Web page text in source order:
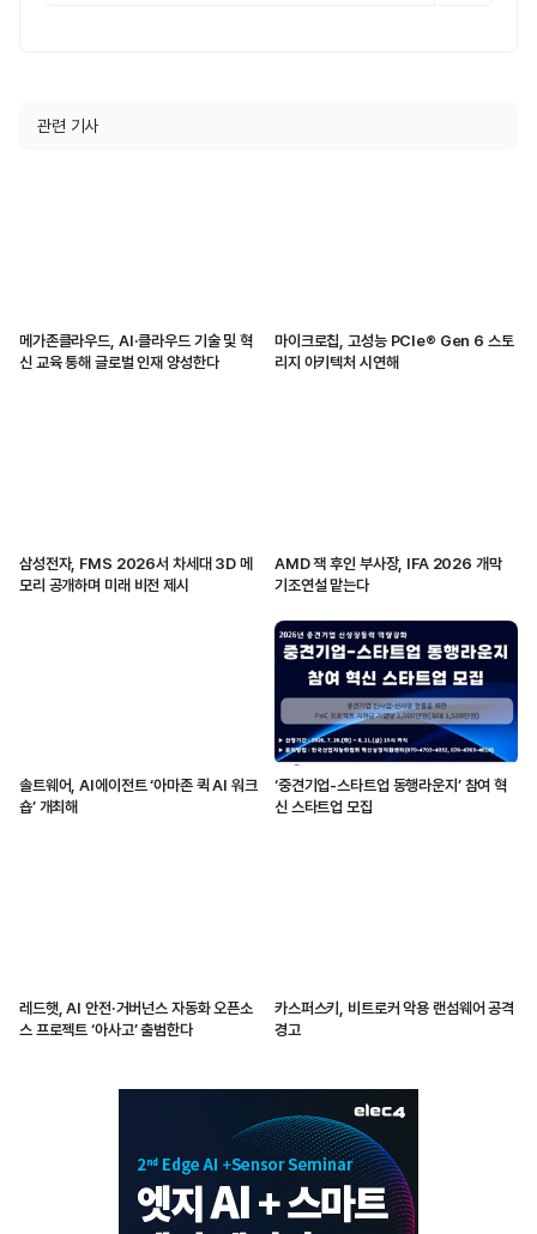
관련 기사
메가존클라우드, AI·클라우드 기술 및 혁
신 교육 통해 글로벌 인재 양성한다
마이크로칩, 고성능 PCIe® Gen 6 스토
리지 아키텍처 시연해
삼성전자, FMS 2026서 차세대 3D 메
모리 공개하며 미래 비전 제시
AMD 잭 후인 부사장, IFA 2026 개막
기조연설 맡는다
솔트웨어, AI에이전트 ‘아마존 퀵 AI 워크
숍’ 개최해
‘중견기업-스타트업 동행라운지’ 참여 혁
신 스타트업 모집
레드햇, AI 안전·거버넌스 자동화 오픈소
스 프로젝트 ‘아사고’ 출범한다
카스퍼스키, 비트로커 악용 랜섬웨어 공격
경고